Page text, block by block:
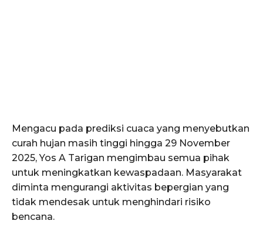
Mengacu pada prediksi cuaca yang menyebutkan
curah hujan masih tinggi hingga 29 November
2025, Yos A Tarigan mengimbau semua pihak
untuk meningkatkan kewaspadaan. Masyarakat
diminta mengurangi aktivitas bepergian yang
tidak mendesak untuk menghindari risiko
bencana.